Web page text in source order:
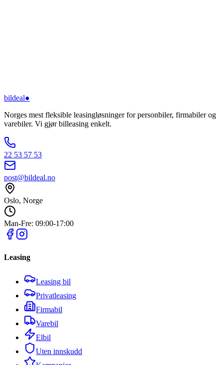
bildeal●
Norges mest fleksible leasingløsninger for personbiler, firmabiler og
varebiler. Vi gjør billeasing enkelt.
22 53 57 53
post@bildeal.no
Oslo, Norge
Man-Fre: 09:00-17:00
Leasing
Leasing bil
Privatleasing
Firmabil
Varebil
Elbil
Uten innskudd